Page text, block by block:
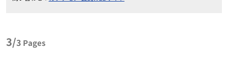
3/3 Pages